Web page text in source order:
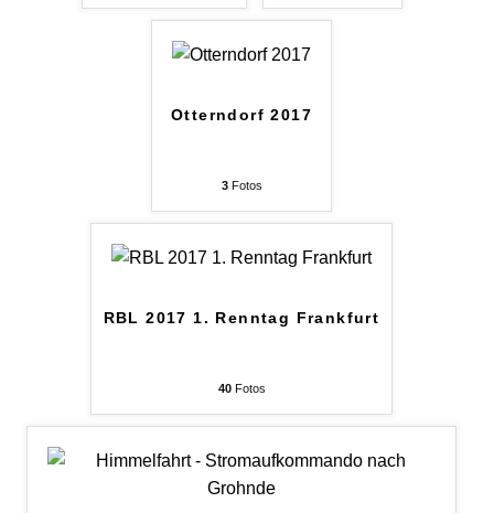
Otterndorf 2017
3Fotos
RBL 2017 1. Renntag Frankfurt
40Fotos